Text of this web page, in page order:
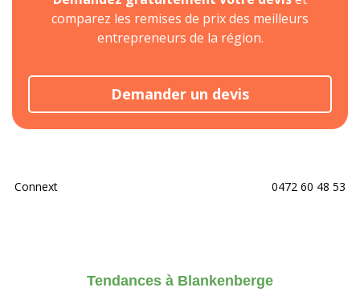
comparez les remises de prix des meilleurs
entrepreneurs de la région.
Demander un devis
Connext 0472 60 48 53
Tendances à Blankenberge